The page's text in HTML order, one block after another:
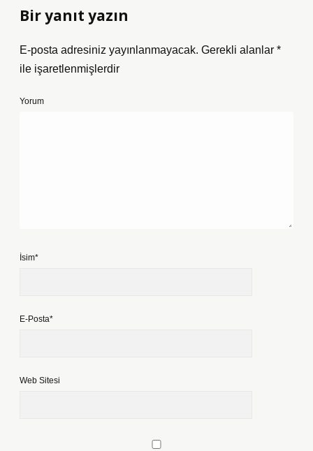
Bir yanıt yazın
E-posta adresiniz yayınlanmayacak. Gerekli alanlar *
ile işaretlenmişlerdir
Yorum
İsim*
E-Posta*
Web Sitesi